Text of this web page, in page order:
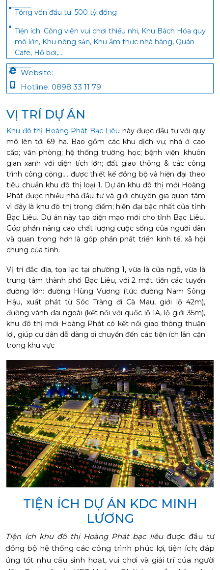
Tổng vốn đầu tư: 500 tỷ đồng
Tiện ích: Công viên vui chơi thiếu nhi, Khu Bách Hóa quy
mô lớn, Khu nông sản, Khu ẩm thực nhà hàng, Quán
Cafe, Hồ bơi,…
Website:
Hotline: 0898 33 11 79
VỊ TRÍ DỰ ÁN
Khu đô thị Hoàng Phát Bạc Liêu này được đầu tư với quy
mô lên tới 69 ha. Bao gồm các khu dịch vụ; nhà ở cao
cấp; văn phòng; hệ thống trường học; bệnh viện; khuôn
gian xanh với diện tích lớn; đất giao thông & các công
trình công cộng;… được thiết kế đồng bộ và hiện đại theo
tiêu chuẩn khu đô thị loại 1. Dự án khu đô thị mới Hoàng
Phát được nhiều nhà đầu tư và giới chuyên gia quan tâm
vì đây là khu đô thị trọng điểm; hiện đại bậc nhất của tỉnh
Bạc Liêu. Dự án này tạo diện mạo mới cho tỉnh Bạc Liêu.
Góp phần nâng cao chất lượng cuộc sống của người dân
và quan trọng hơn là góp phần phát triển kinh tế, xã hội
chung của tỉnh.
Vị trí đắc địa, tọa lạc tại phường 1, vừa là cửa ngõ, vừa là
trung tâm thành phố Bạc Liêu, với 2 mặt tiền các tuyến
đường lớn: đường Hùng Vương (tức đường Nam Sông
Hậu, xuất phát từ Sóc Trăng đi Cà Mau, giới lộ 42m),
đường vành đai ngoài (kết nối với quốc lộ 1A, lộ giới 35m),
khu đô thị mới Hoàng Phát có kết nối giao thông thuận
lợi, giúp cư dân dễ dàng di chuyển đến các tiện ích lân cận
trong khu vực
TIỆN ÍCH DỰ ÁN KDC MINH
LƯƠNG
Tiện ích khu đô thị Hoàng Phát bạc liêuđược đầu tư
đồng bộ hệ thống các công trình phúc lợi, tiện ích; đáp
ứng tốt nhu cầu sinh hoạt, vui chơi và giải trí của người